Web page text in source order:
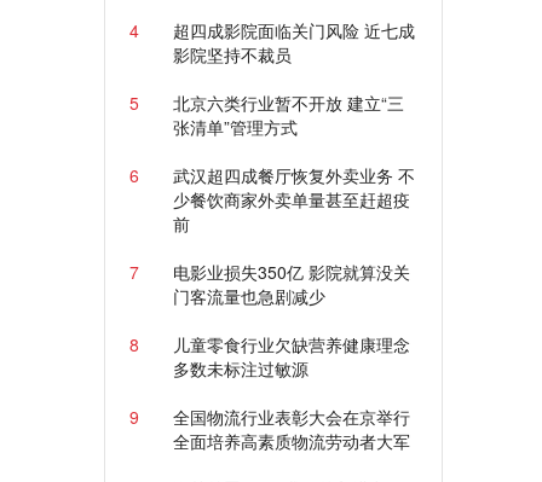
4
超四成影院面临关门风险 近七成
影院坚持不裁员
5
北京六类行业暂不开放 建立“三
张清单”管理方式
6
武汉超四成餐厅恢复外卖业务 不
少餐饮商家外卖单量甚至赶超疫
前
7
电影业损失350亿 影院就算没关
门客流量也急剧减少
8
儿童零食行业欠缺营养健康理念
多数未标注过敏源
9
全国物流行业表彰大会在京举行
全面培养高素质物流劳动者大军